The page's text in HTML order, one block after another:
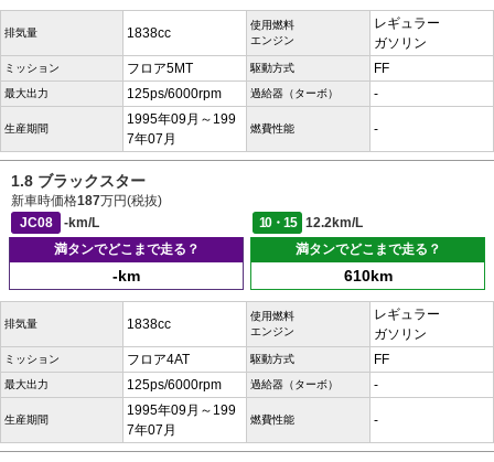
排気量 1838cc
使用燃料
エンジン
レギュラー
ガソリン
ミッション フロア5MT 駆動方式 FF
最大出力 125ps/6000rpm 過給器（ターボ） -
生産期間
1995年09月～199
7年07月
燃費性能 -
1.8 ブラックスター
新車時価格187万円(税抜)
JC08
-km/L 10・15
12.2km/L
満タンでどこまで走る？
-km
満タンでどこまで走る？
610km
排気量 1838cc
使用燃料
エンジン
レギュラー
ガソリン
ミッション フロア4AT 駆動方式 FF
最大出力 125ps/6000rpm 過給器（ターボ） -
生産期間
1995年09月～199
7年07月
燃費性能 -